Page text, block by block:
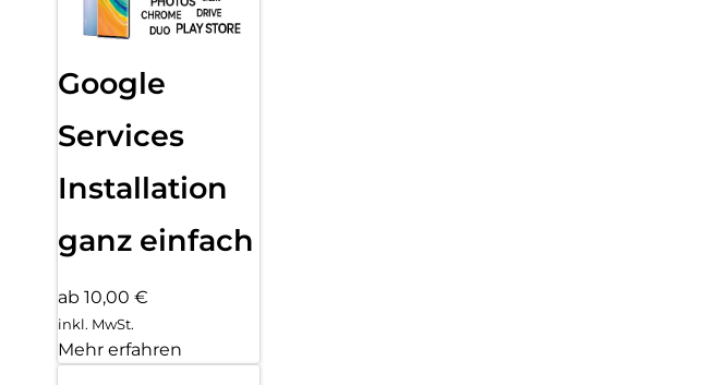
Google
Services
Installation
ganz einfach
ab 10,00 €
inkl. MwSt.
Mehr erfahren